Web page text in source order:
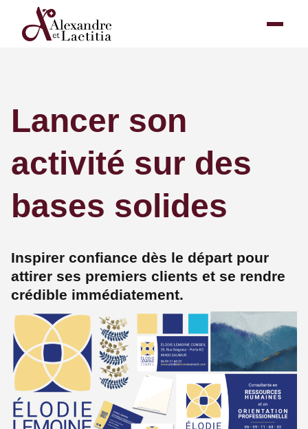
Lancer son
activité sur des
bases solides
Inspirer confiance dès le départ pour
attirer ses premiers clients et se rendre
crédible immédiatement.